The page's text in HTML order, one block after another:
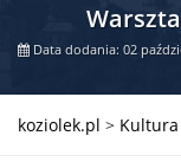
Data dodania: 02
koziolek.pl > Kultura